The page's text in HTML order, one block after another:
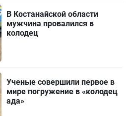
В Костанайской области
мужчина провалился в
колодец
Ученые совершили первое в
мире погружение в «колодец
ада»